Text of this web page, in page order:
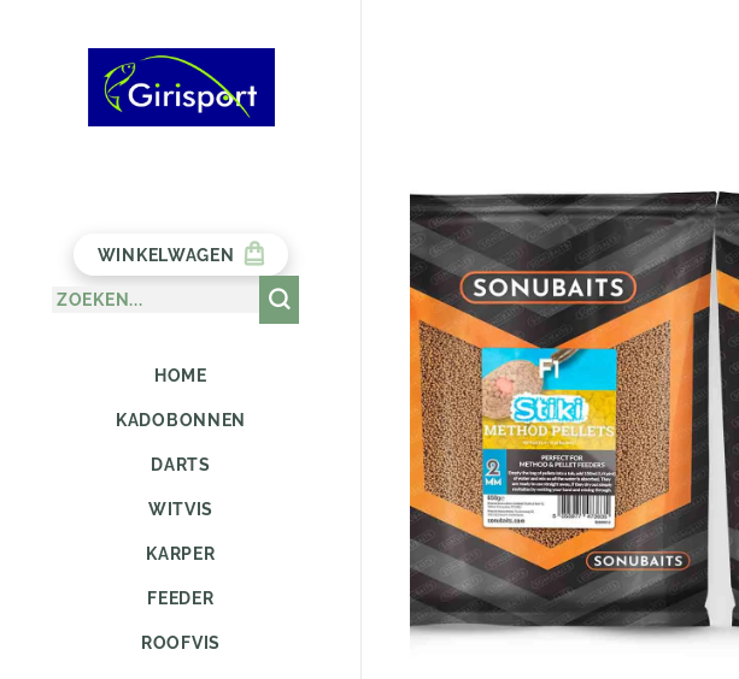
WINKELWAGEN
HOME
KADOBONNEN
DARTS
WITVIS
KARPER
FEEDER
ROOFVIS